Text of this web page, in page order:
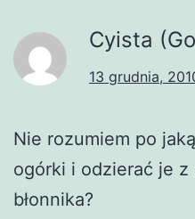
Cyista
13 grudnia,
Nie rozumiem po
ogórki i odzierać je
błonnika?